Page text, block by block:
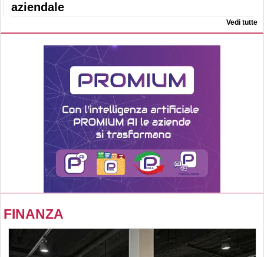
aziendale
Vedi tutte
FINANZA